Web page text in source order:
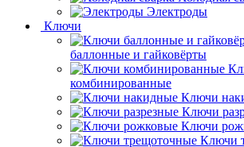
Электроды
Ключи
баллонные и гайковёрты
комбинированные
Ключи
Ключи
Ключи
Ключи